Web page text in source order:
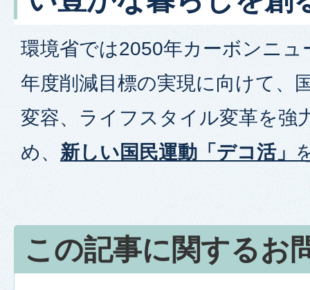
環境省では2050年カーボンニ
年度削減目標の実現に向けて、
変容、ライフスタイル変革を強
め、 新しい国民運動「デコ活」
この記事に関するお